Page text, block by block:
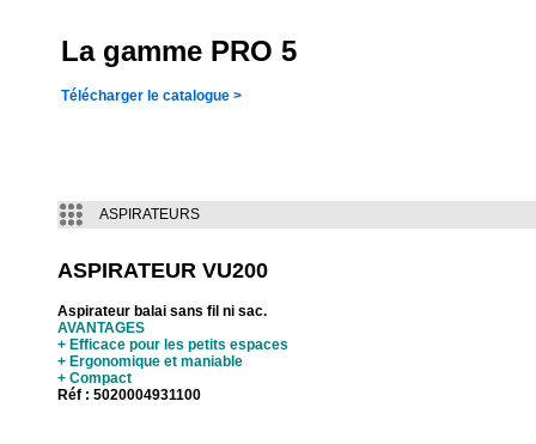
La gamme PRO 5
Télécharger le catalogue >
ASPIRATEURS
ASPIRATEUR VU200
Aspirateur balai sans fil ni sac.
AVANTAGES
+ Efficace pour les petits espaces
+ Ergonomique et maniable
+ Compact
Réf : 5020004931100